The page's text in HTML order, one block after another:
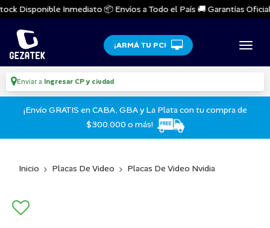
Disponible Inmediato 📦 Envíos a Todo el País 🚚 Garantías
¡ARMÁ TU PC!
Enviar a Ingresar CP y ciudad
¡Envío GRATIS en CABA, GBA y La Plata con tu compra de
$300.000 o más!
Inicio Placas De Video Placas De Video Nvidia